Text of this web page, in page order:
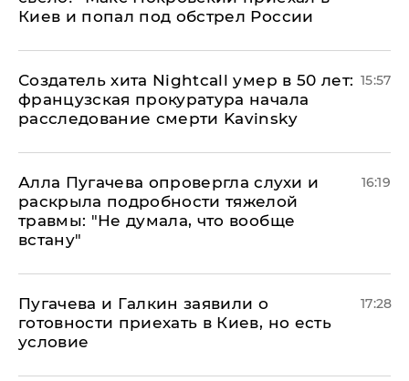
Киев и попал под обстрел России
Создатель хита Nightcall умер в 50 лет:
французская прокуратура начала
расследование смерти Kavinsky
15:57
Алла Пугачева опровергла слухи и
раскрыла подробности тяжелой
травмы: "Не думала, что вообще
встану"
16:19
Пугачева и Галкин заявили о
готовности приехать в Киев, но есть
условие
17:28